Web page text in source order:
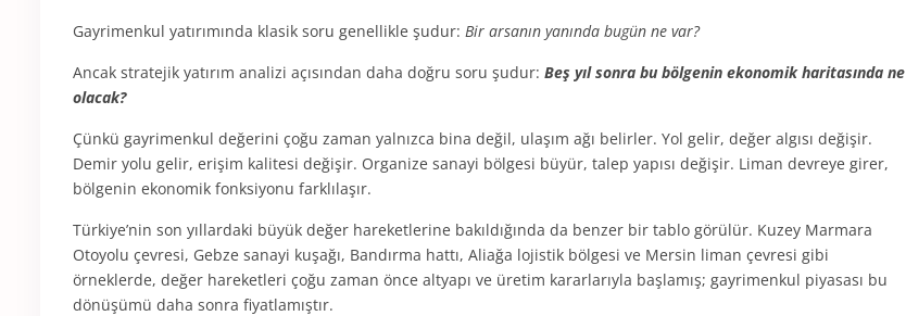
Gayrimenkul yatırımında klasik soru genellikle şudur: Bir arsanın yanında bugün ne var?
Ancak stratejik yatırım analizi açısından daha doğru soru şudur: Beş yıl sonra bu bölgenin ekonomik haritasında ne
olacak?
Çünkü gayrimenkul değerini çoğu zaman yalnızca bina değil, ulaşım ağı belirler. Yol gelir, değer algısı değişir.
Demir yolu gelir, erişim kalitesi değişir. Organize sanayi bölgesi büyür, talep yapısı değişir. Liman devreye girer,
bölgenin ekonomik fonksiyonu farklılaşır.
Türkiye’nin son yıllardaki büyük değer hareketlerine bakıldığında da benzer bir tablo görülür. Kuzey Marmara
Otoyolu çevresi, Gebze sanayi kuşağı, Bandırma hattı, Aliağa lojistik bölgesi ve Mersin liman çevresi gibi
örneklerde, değer hareketleri çoğu zaman önce altyapı ve üretim kararlarıyla başlamış; gayrimenkul piyasası bu
dönüşümü daha sonra fiyatlamıştır.